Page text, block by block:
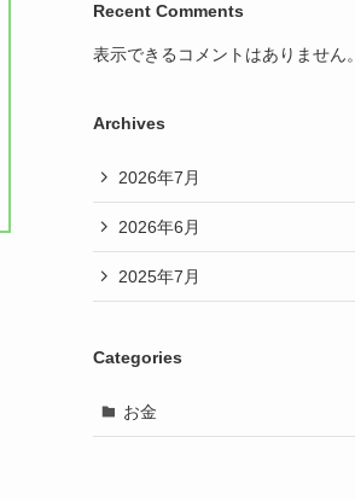
Recent Comments
表示できるコメントはありません。
Archives
2026年7月
2026年6月
2025年7月
Categories
お金